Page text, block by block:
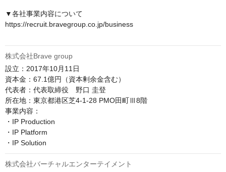
▼各社事業内容について
https://recruit.bravegroup.co.jp/business
株式会社Brave group
設立：2017年10月11日
資本金：67.1億円（資本剰余金含む）
代表者：代表取締役　野口 圭登
所在地：東京都港区芝4-1-28 PMO田町Ⅲ8階
事業内容：
・IP Production
・IP Platform
株式会社バーチャルエンターテイメント